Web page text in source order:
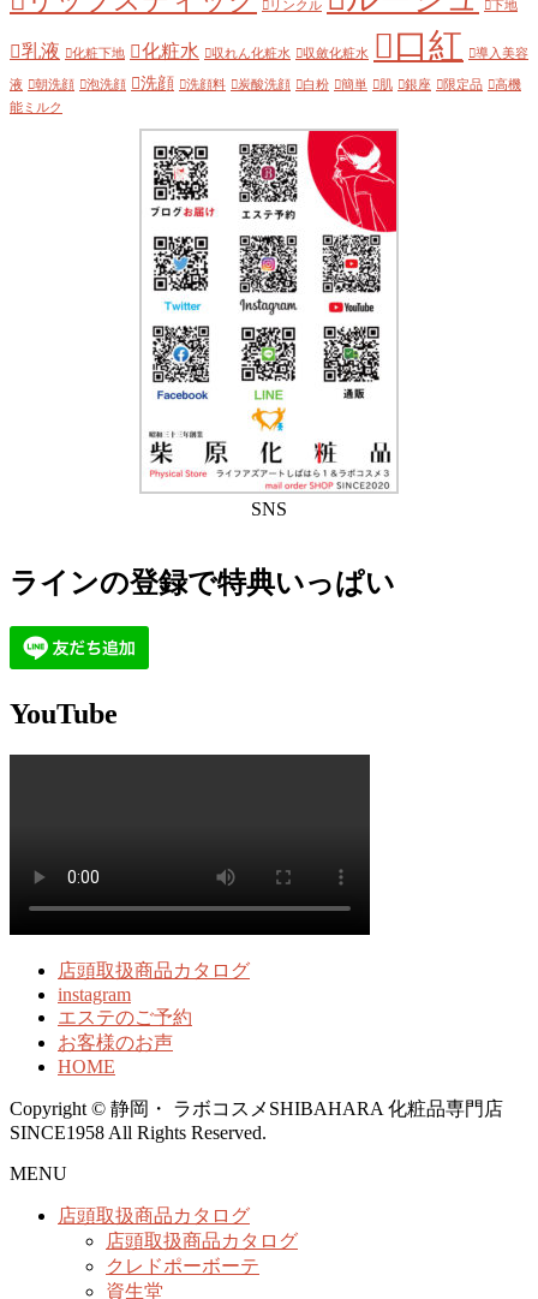
リンクル 下地
乳液 化粧下地 化粧水 収れん化粧水 収斂化粧水 口紅 導入美容
液 朝洗顔 泡洗顔 洗顔 洗顔料 炭酸洗顔 白粉 簡単 肌 銀座 限定品
高機
能ミルク
SNS
ラインの登録で特典いっぱい
YouTube
店頭取扱商品カタログ
instagram
エステのご予約
お客様のお声
HOME
Copyright © 静岡・ ラボコスメSHIBAHARA 化粧品専門店
SINCE1958 All Rights Reserved.
MENU
店頭取扱商品カタログ
店頭取扱商品カタログ
クレドポーボーテ
資生堂